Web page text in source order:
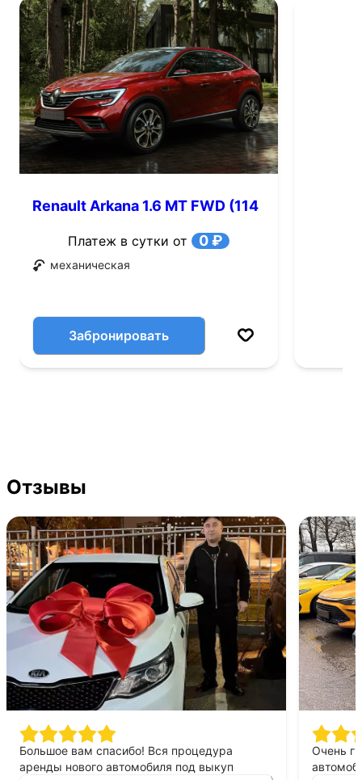
Renault Arkana 1.6 MT FWD (114
Платеж в сутки от 0 ₽
механическая
Забронировать
Отзывы
Большое вам спасибо! Вся процедура
аренды нового автомобиля под выкуп
Очень